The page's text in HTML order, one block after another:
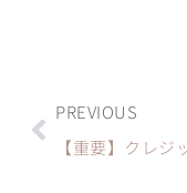
Prev
PREVIOUS